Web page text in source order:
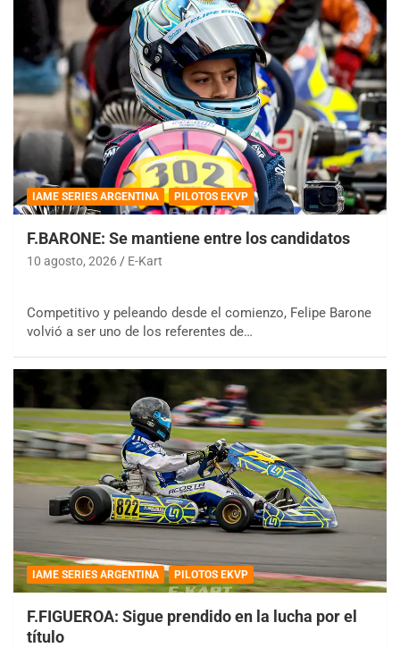
IAME SERIES ARGENTINA PILOTOS EKVP
F.BARONE: Se mantiene entre los candidatos
10 agosto, 2026 E-Kart
Competitivo y peleando desde el comienzo, Felipe Barone
volvió a ser uno de los referentes de…
IAME SERIES ARGENTINA PILOTOS EKVP
F.FIGUEROA: Sigue prendido en la lucha por el
título